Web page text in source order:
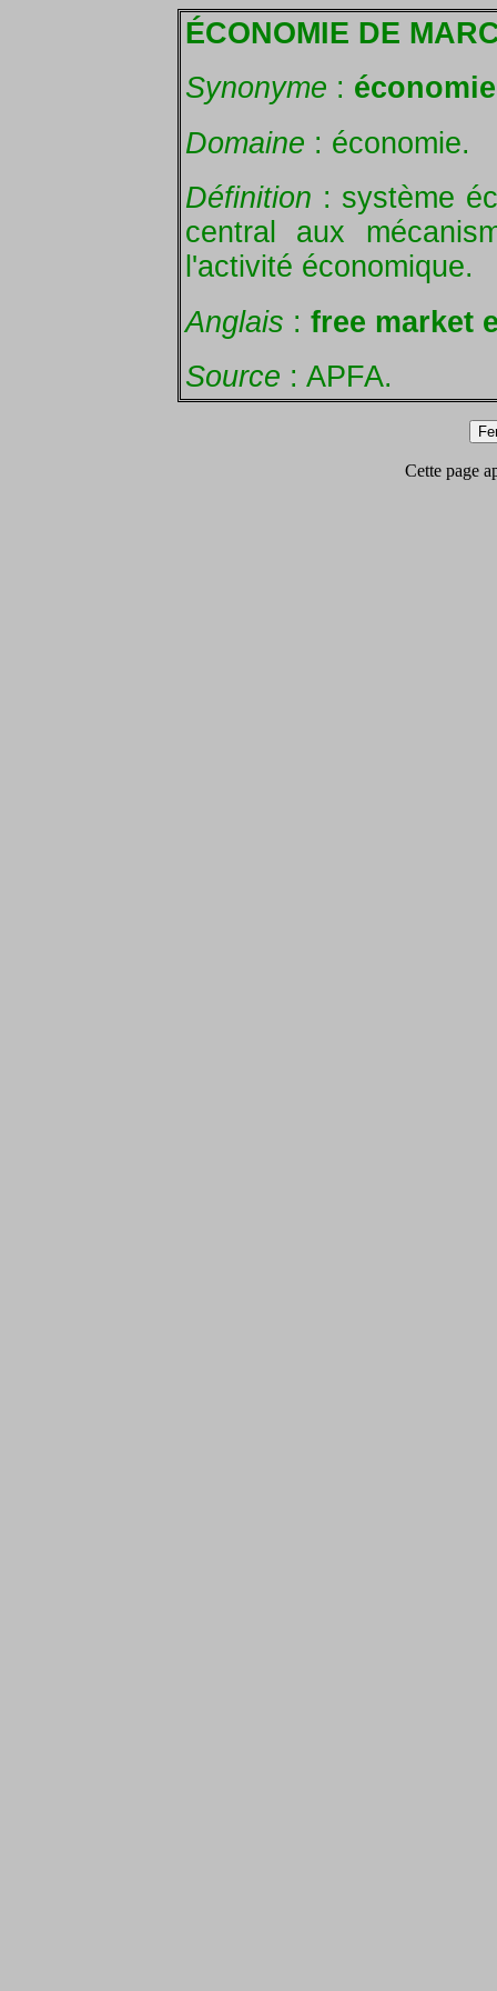
ÉCONOMIE DE
Synonyme :
Domaine : économie.
Définition : système
central aux
l'activité économique.
Anglais : free market
Source : APFA.
Cette page